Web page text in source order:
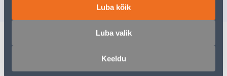
Luba kõik
Luba valik
Keeldu